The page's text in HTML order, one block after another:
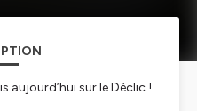
aujourd’hui sur le Déclic !